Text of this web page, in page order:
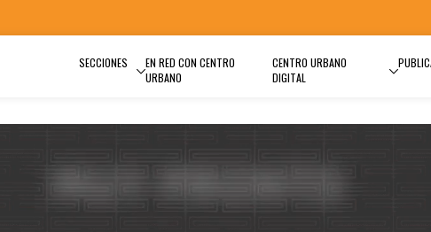
SECCIONES
EN RED CON CENTRO
URBANO
CENTRO URBANO
DIGITAL